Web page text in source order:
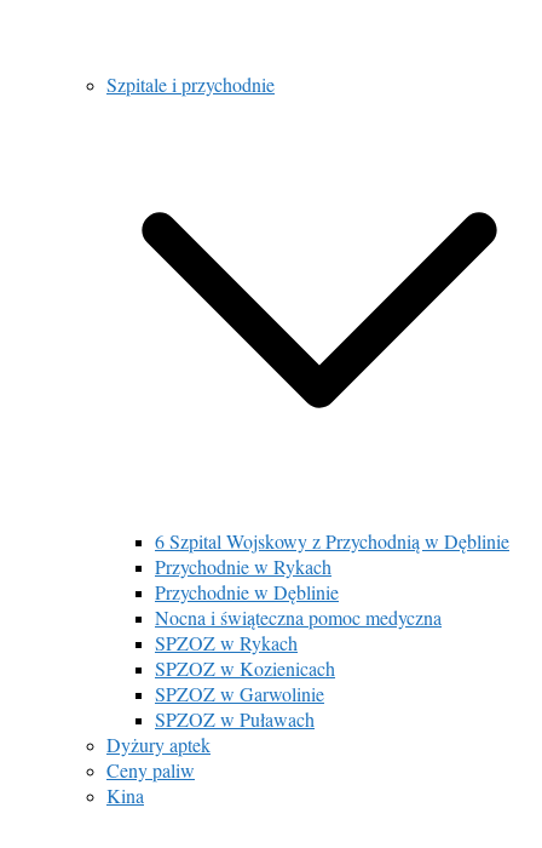
Szpitale i przychodnie
6 Szpital Wojskowy z Przychodnią w Dęblinie
Przychodnie w Rykach
Przychodnie w Dęblinie
Nocna i świąteczna pomoc medyczna
SPZOZ w Rykach
SPZOZ w Kozienicach
SPZOZ w Garwolinie
SPZOZ w Puławach
Dyżury aptek
Ceny paliw
Kina